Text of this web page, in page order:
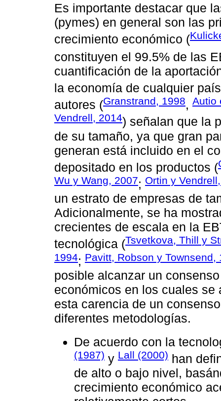
Es importante destacar que
(pymes) en general son las
crecimiento económico (
constituyen el 99.5% de las
cuantificación de la
la economía de cualquier
autores (Granstrand, 1998, Autio
Vendrell, 2014) señalan que la
de su tamaño, ya que gran
generan está incluido en el
depositado en los productos (
Wu y Wang, 2007; Ortin y
un estrato de empresas de
Adicionalmente, se ha
crecientes de escala en la
tecnológica (Tsvetkova, Thill y
1994; Pavitt, Robson y Townsend,
posible alcanzar un
económicos en los cuales se
esta carencia de un
diferentes metodologías.
De acuerdo con la
(1987) y Lall (2000) han
de alto o bajo nivel,
crecimiento económico